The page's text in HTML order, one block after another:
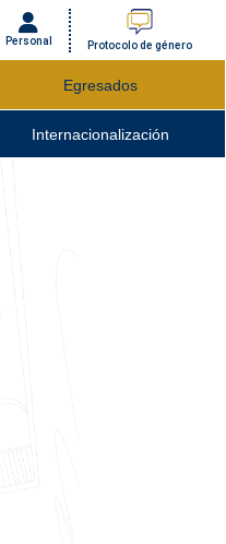
Personal Protocolo de género
Egresados
Internacionalización